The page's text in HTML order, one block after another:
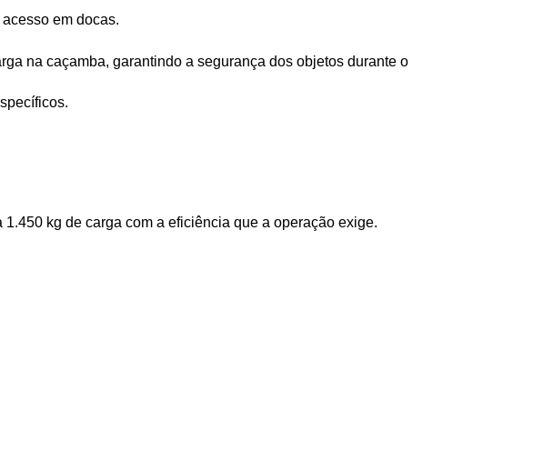
em docas.
na caçamba, garantindo a segurança dos objetos durante o
kg de carga com a eficiência que a operação exige.